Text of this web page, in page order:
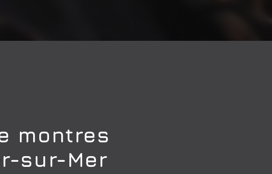
montres
sur-Mer